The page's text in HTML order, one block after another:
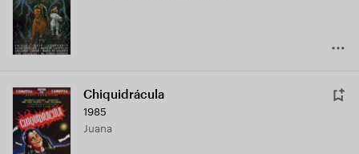
Chiquidrácula
1985
Juana